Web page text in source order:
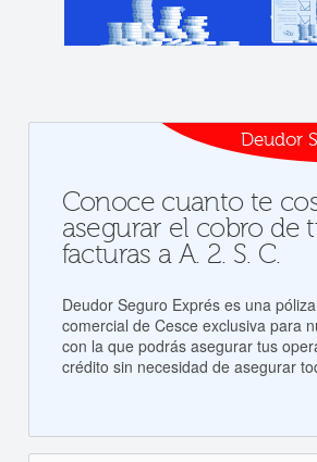
Deudor
Conoce cuanto te
asegurar el cobro de
facturas a A. 2. S. C.
Deudor Seguro Exprés es una
comercial de Cesce exclusiva para
con la que podrás asegurar tus
crédito sin necesidad de asegurar